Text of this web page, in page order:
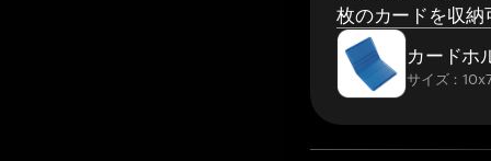
枚のカードを収納
カードホ
サイズ：